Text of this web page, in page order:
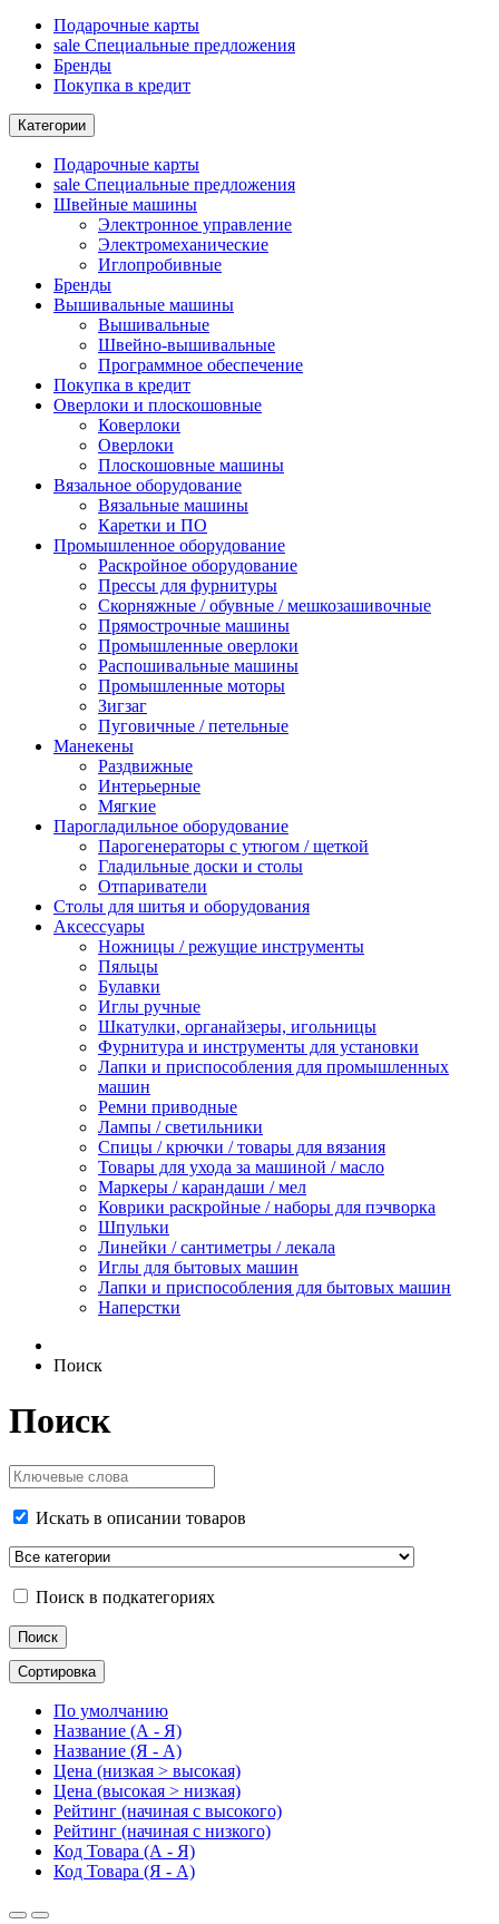
Подарочные карты
sale Специальные предложения
Бренды
Покупка в кредит
Категории
Подарочные карты
sale Специальные предложения
Швейные машины
Электронное управление
Электромеханические
Иглопробивные
Бренды
Вышивальные машины
Вышивальные
Швейно-вышивальные
Программное обеспечение
Покупка в кредит
Оверлоки и плоскошовные
Коверлоки
Оверлоки
Плоскошовные машины
Вязальное оборудование
Вязальные машины
Каретки и ПО
Промышленное оборудование
Раскройное оборудование
Прессы для фурнитуры
Скорняжные / обувные / мешкозашивочные
Прямострочные машины
Промышленные оверлоки
Распошивальные машины
Промышленные моторы
Зигзаг
Пуговичные / петельные
Манекены
Раздвижные
Интерьерные
Мягкие
Парогладильное оборудование
Парогенераторы с утюгом / щеткой
Гладильные доски и столы
Отпариватели
Столы для шитья и оборудования
Аксессуары
Ножницы / режущие инструменты
Пяльцы
Булавки
Иглы ручные
Шкатулки, органайзеры, игольницы
Фурнитура и инструменты для установки
Лапки и приспособления для промышленных
машин
Ремни приводные
Лампы / светильники
Спицы / крючки / товары для вязания
Товары для ухода за машиной / масло
Маркеры / карандаши / мел
Коврики раскройные / наборы для пэчворка
Шпульки
Линейки / сантиметры / лекала
Иглы для бытовых машин
Лапки и приспособления для бытовых машин
Наперстки
Поиск
Поиск
Искать в описании товаров
Поиск в подкатегориях
Сортировка
По умолчанию
Название (А - Я)
Название (Я - А)
Цена (низкая > высокая)
Цена (высокая > низкая)
Рейтинг (начиная с высокого)
Рейтинг (начиная с низкого)
Код Товара (А - Я)
Код Товара (Я - А)